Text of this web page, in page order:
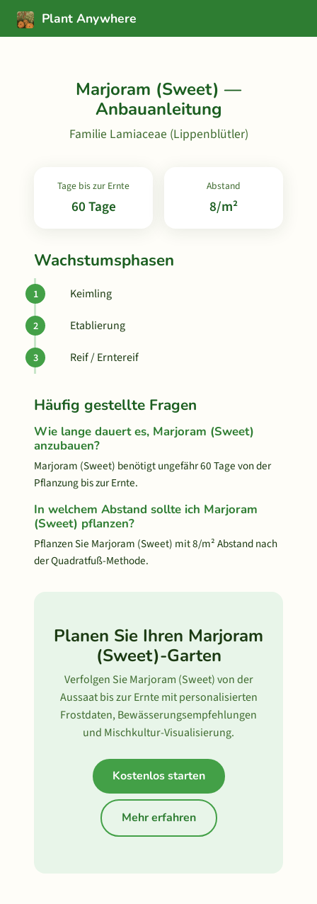
Plant Anywhere
Marjoram (Sweet) —
Anbauanleitung
Familie Lamiaceae (Lippenblütler)
Tage bis zur Ernte
60 Tage
Abstand
8/m²
Wachstumsphasen
Keimling
Etablierung
Reif / Erntereif
Häufig gestellte Fragen
Wie lange dauert es, Marjoram (Sweet)
anzubauen?
Marjoram (Sweet) benötigt ungefähr 60 Tage von der
Pflanzung bis zur Ernte.
In welchem Abstand sollte ich Marjoram
(Sweet) pflanzen?
Pflanzen Sie Marjoram (Sweet) mit 8/m² Abstand nach
der Quadratfuß-Methode.
Planen Sie Ihren Marjoram
(Sweet)-Garten
Verfolgen Sie Marjoram (Sweet) von der
Aussaat bis zur Ernte mit personalisierten
Frostdaten, Bewässerungsempfehlungen
und Mischkultur-Visualisierung.
Kostenlos starten
Mehr erfahren